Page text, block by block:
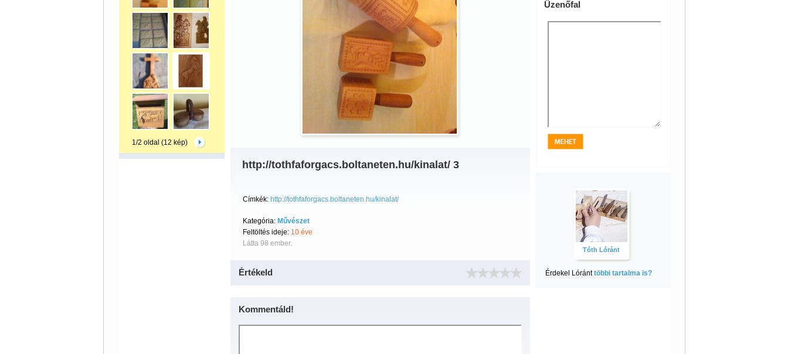
1/2 oldal (12 kép)
http://tothfaforgacs.boltaneten.hu/kinalat/ 3
Címkék: http://tothfaforgacs.boltaneten.hu/kinalat/
Kategória: Művészet
Feltöltés ideje: 10 éve
Látta 98 ember.
Értékeld
Kommentáld!
Üzenőfal
Tóth Lóránt
Érdekel Lóránttöbbi tartalma is?